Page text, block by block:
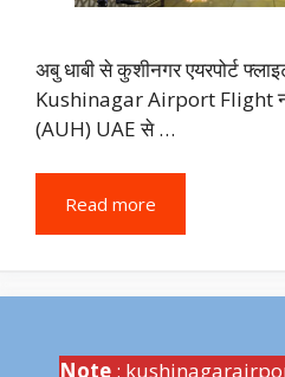
अबु धाबी से कुशीनगर एयरपोर्ट
Kushinagar Airport Flight
(AUH) UAE से …
Read more
Note :